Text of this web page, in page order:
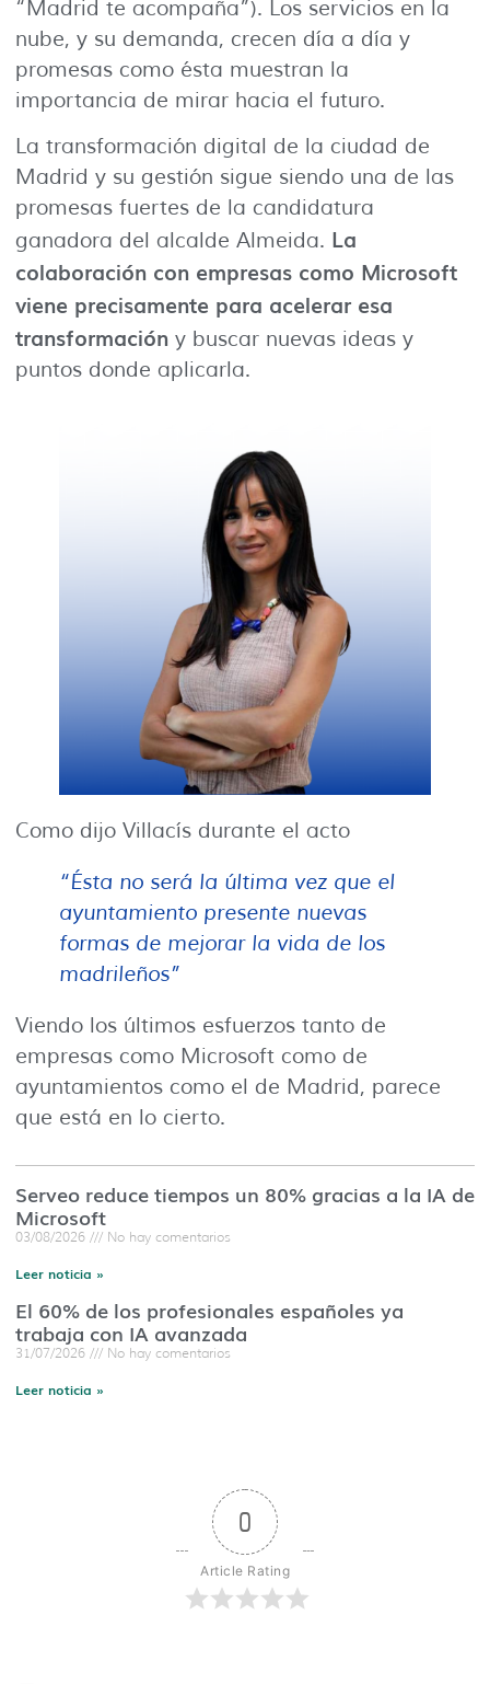
“Madrid te acompaña”). Los servicios en la
nube, y su demanda, crecen día a día y
promesas como ésta muestran la
importancia de mirar hacia el futuro.
La transformación digital de la ciudad de
Madrid y su gestión sigue siendo una de las
promesas fuertes de la candidatura
ganadora del alcalde Almeida. La
colaboración con empresas como Microsoft
viene precisamente para acelerar esa
transformación y buscar nuevas ideas y
puntos donde aplicarla.
Como dijo Villacís durante el acto
“Ésta no será la última vez que el
ayuntamiento presente nuevas
formas de mejorar la vida de los
madrileños”
Viendo los últimos esfuerzos tanto de
empresas como Microsoft como de
ayuntamientos como el de Madrid, parece
que está en lo cierto.
Serveo reduce tiempos un 80% gracias a la IA de
Microsoft
03/08/2026 No hay comentarios
Leer noticia »
El 60% de los profesionales españoles ya
trabaja con IA avanzada
31/07/2026 No hay comentarios
Leer noticia »
0
Article Rating